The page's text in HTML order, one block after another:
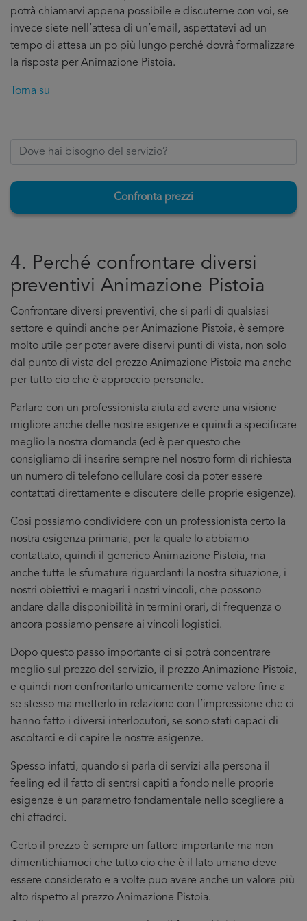
potrà chiamarvi appena possibile e discuterne con voi, se
invece siete nell’attesa di un’email, aspettatevi ad un
tempo di attesa un po più lungo perché dovrà formalizzare
la risposta per Animazione Pistoia.
Torna su
Confronta prezzi
4. Perché confrontare diversi
preventivi Animazione Pistoia
Confrontare diversi preventivi, che si parli di qualsiasi
settore e quindi anche per Animazione Pistoia, è sempre
molto utile per poter avere diservi punti di vista, non solo
dal punto di vista del prezzo Animazione Pistoia ma anche
per tutto cio che è approccio personale.
Parlare con un professionista aiuta ad avere una visione
migliore anche delle nostre esigenze e quindi a specificare
meglio la nostra domanda (ed è per questo che
consigliamo di inserire sempre nel nostro form di richiesta
un numero di telefono cellulare cosi da poter essere
contattati direttamente e discutere delle proprie esigenze).
Cosi possiamo condividere con un professionista certo la
nostra esigenza primaria, per la quale lo abbiamo
contattato, quindi il generico Animazione Pistoia, ma
anche tutte le sfumature riguardanti la nostra situazione, i
nostri obiettivi e magari i nostri vincoli, che possono
andare dalla disponibilità in termini orari, di frequenza o
ancora possiamo pensare ai vincoli logistici.
Dopo questo passo importante ci si potrà concentrare
meglio sul prezzo del servizio, il prezzo Animazione Pistoia,
e quindi non confrontarlo unicamente come valore fine a
se stesso ma metterlo in relazione con l’impressione che ci
hanno fatto i diversi interlocutori, se sono stati capaci di
ascoltarci e di capire le nostre esigenze.
Spesso infatti, quando si parla di servizi alla persona il
feeling ed il fatto di sentrsi capiti a fondo nelle proprie
esigenze è un parametro fondamentale nello scegliere a
chi affadrci.
Certo il prezzo è sempre un fattore importante ma non
dimentichiamoci che tutto cio che è il lato umano deve
essere considerato e a volte puo avere anche un valore più
alto rispetto al prezzo Animazione Pistoia.